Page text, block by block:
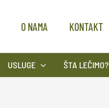
O NAMA KONTAKT
USLUGE ŠTA LEČIMO?